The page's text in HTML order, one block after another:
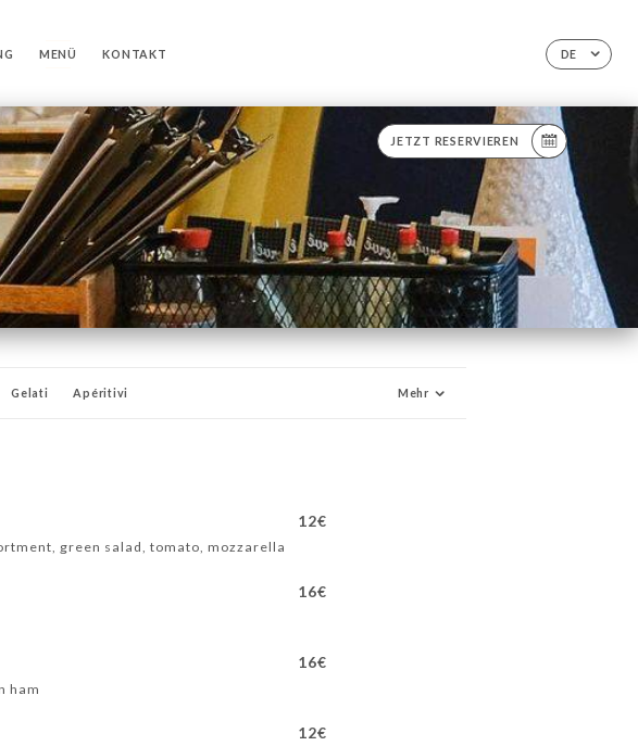
DE
MENÜ KONTAKT
JETZT RESERVIEREN
Gelati Apéritivi Mehr
12€
green salad, tomato, mozzarella
16€
16€
ham
12€